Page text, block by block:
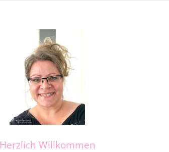
Herzlich Willkommen